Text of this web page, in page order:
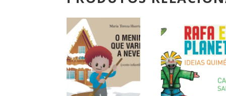
PROMOÇÃO! PROMOÇÃO!